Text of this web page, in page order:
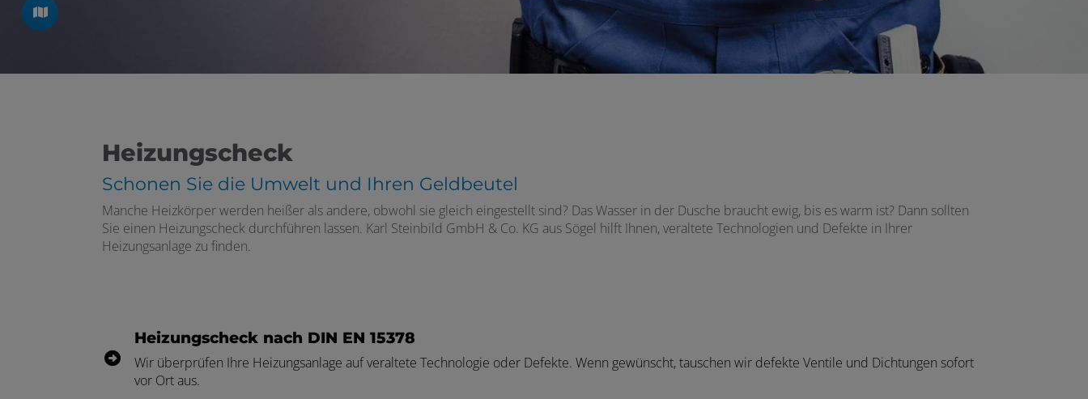
Heizungscheck
Schonen Sie die Umwelt und Ihren Geldbeutel
Manche Heizkörper werden heißer als andere, obwohl sie gleich eingestellt sind? Das Wasser in der Dusche braucht ewig, bis es warm ist? Dann sollten
Sie einen Heizungscheck durchführen lassen. Karl Steinbild GmbH & Co. KG aus Sögel hilft Ihnen, veraltete Technologien und Defekte in Ihrer
Heizungsanlage zu finden.
Heizungscheck nach DIN EN 15378
Wir überprüfen Ihre Heizungsanlage auf veraltete Technologie oder Defekte. Wenn gewünscht, tauschen wir defekte Ventile und Dichtungen sofort
vor Ort aus.
und schließen
öffnen und schließen